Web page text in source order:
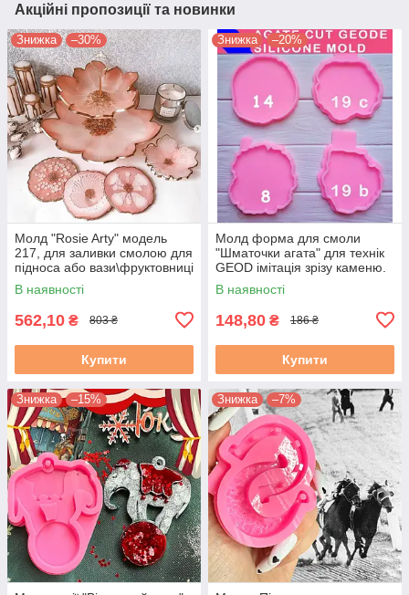
Акційні пропозиції та новинки
Знижка –30%
Молд "Rosie Arty" модель
217, для заливки смолою для
підноса або вази\фруктовниці
ResinArt, Geode,
В наявності
562,10 ₴ 803 ₴
Купити
Знижка –20%
Молд форма для смоли
"Шматочки агата" для технік
GEOD імітація зрізу каменю.
Модель з 19
В наявності
148,80 ₴ 186 ₴
Купити
Знижка –15% Знижка –7%